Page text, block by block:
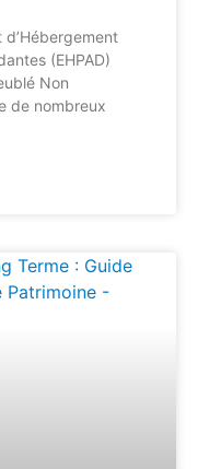
(EHPAD)
Non
de nombreux